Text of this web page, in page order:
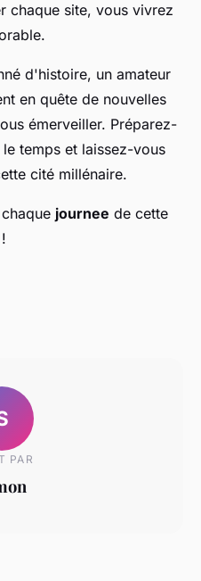
chaque site, vous vivrez
d'histoire, un amateur
en quête de nouvelles
émerveiller. Préparez-
temps et laissez-vous
cité millénaire.
journee de cette
PAR